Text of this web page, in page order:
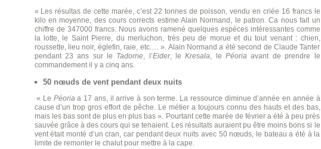
« Les résultas de cette marée, c’est 22 tonnes de poisson, vendu en criée 16 francs le
kilo en moyenne, des cours corrects estime Alain Normand, le patron. Ca nous fait un
chiffre de 347000 francs. Nous avons ramené quelques espèces intéressantes comme
la lotte, le Saint Pierre, du merluchon, très peu de morue et du tout venant : chien,
roussette, lieu noir, églefin, raie, etc.… ». Alain Normand a été second de Claude Tanter
pendant 23 ans sur le Tadorne, l’Eider, le Kresala, lePéoria avant de prendre le
commandement il y a cinq ans.
50 nœuds de vent pendant deux nuits
« Le Péoria a 17 ans, il arrive à son terme. La ressource diminue d’année en année à
cause d’un trop gros effort de pêche. Le métier a toujours connu des hauts et des bas,
mais les bas sont de plus en plus bas ». Pourtant cette marée de février a été à peu près
sauvée grâce à des cours qui se tenaient. Les résultats auraient pu être moins bons si le
vent était monté d’un cran, car pendant deux nuits avec 50 nœuds, le bateau a été à la
limite de remonter le chalut pour mettre à la cape.